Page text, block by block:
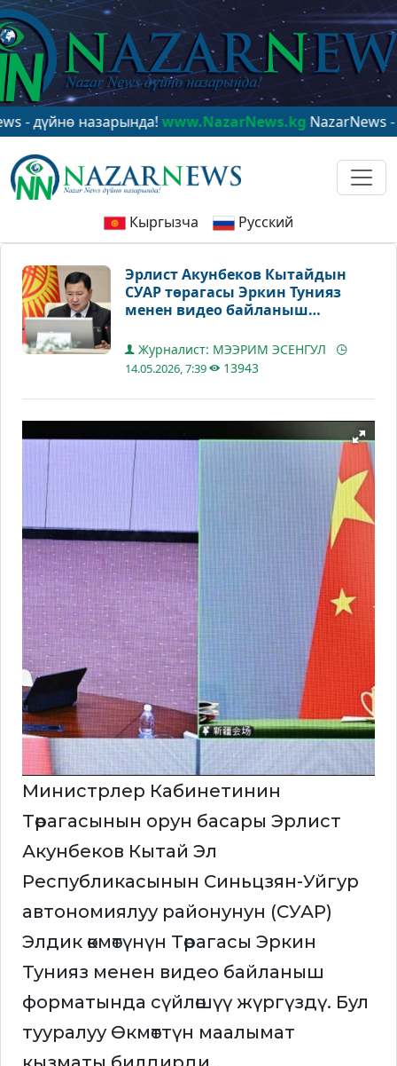
назарында!www.NazarNews.kgNazarNews - в
Кыргызча Русский
Эрлист Акунбеков Кытайдын
СУАР төрагасы Эркин Тунияз
менен видео байланыш
Журналист: МЭЭРИМ ЭСЕНГУЛ
14.05.2026, 7:39 13943
Министрлер Кабинетинин
Төрагасынын орун басары Эрлист
Акунбеков Кытай Эл
Республикасынын Синьцзян-Уйгур
автономиялуу районунун (СУАР)
Элдик өкмөтүнүн Төрагасы Эркин
Тунияз менен видео байланыш
форматында сүйлөшүү жүргүздү. Бул
тууралуу Өкмөттүн маалымат